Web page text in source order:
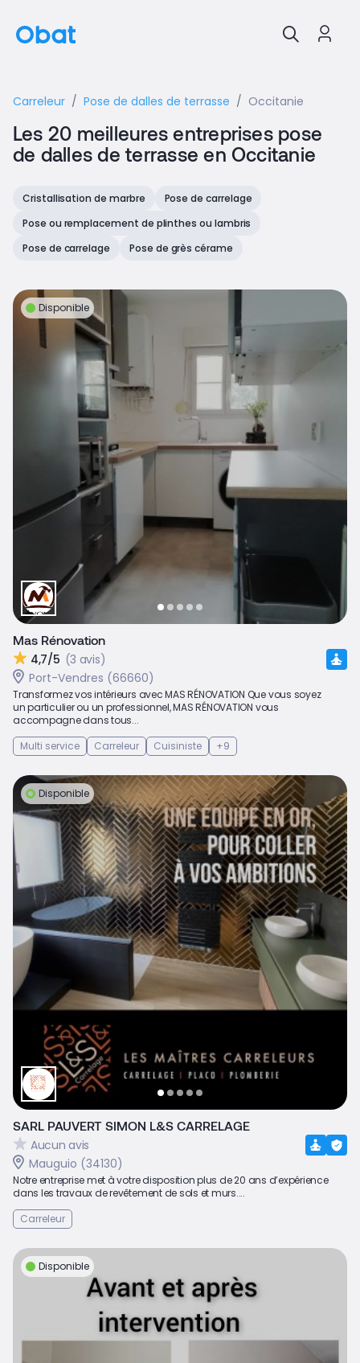
Carreleur Pose de dalles de terrasse Occitanie
Les 20 meilleures entreprises pose
de dalles de terrasse en Occitanie
Cristallisation de marbre
Pose de carrelage
Pose ou remplacement de plinthes ou lambris
Pose de carrelage
Pose de grès cérame
Disponible
Mas Rénovation
4,7/5 (3 avis)
Port-Vendres (66660)
Transformez vos intérieurs avec MAS RÉNOVATION Que vous soyez
un particulier ou un professionnel, MAS RÉNOVATION vous
accompagne dans tous...
Multi service
Carreleur Cuisiniste +9
Disponible
SARL PAUVERT SIMON L&S CARRELAGE
Aucun avis
Mauguio (34130)
Notre entreprise met à votre disposition plus de 20 ans d’expérience
dans les travaux de revêtement de sols et murs....
Carreleur
Disponible